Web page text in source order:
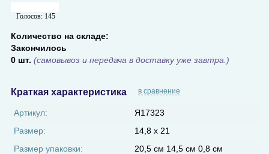
Голосов: 145
Количество на складе:
Закончилось
0 шт. (самовывоз и передача в доставку уже завтра.)
Краткая характеристика в сравнение
Артикул:
Я17323
Размер:
14,8 х 21
Размер упаковки:
20,5 см 14,5 см 0,8 см